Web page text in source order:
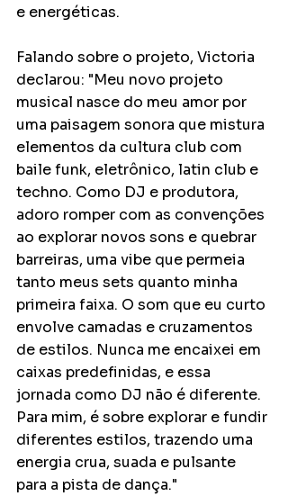
e energéticas.
Falando sobre o projeto, Victoria
declarou: "Meu novo projeto
musical nasce do meu amor por
uma paisagem sonora que mistura
elementos da cultura club com
baile funk, eletrônico, latin club e
techno. Como DJ e produtora,
adoro romper com as convenções
ao explorar novos sons e quebrar
barreiras, uma vibe que permeia
tanto meus sets quanto minha
primeira faixa. O som que eu curto
envolve camadas e cruzamentos
de estilos. Nunca me encaixei em
caixas predefinidas, e essa
jornada como DJ não é diferente.
Para mim, é sobre explorar e fundir
diferentes estilos, trazendo uma
energia crua, suada e pulsante
para a pista de dança."